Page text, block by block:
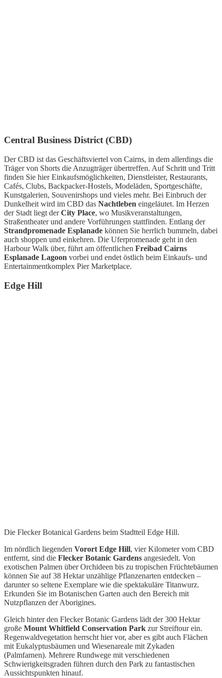
Central Business District (CBD)
Der CBD ist das Geschäftsviertel von Cairns, in dem allerdings die
Träger von Shorts die Anzugträger übertreffen. Auf Schritt und Tritt
finden Sie hier Einkaufsmöglichkeiten, Dienstleister, Restaurants,
Cafés, Clubs, Backpacker-Hostels, Modeläden, Sportgeschäfte,
Kunstgalerien, Souvenirshops und vieles mehr. Bei Einbruch der
Dunkelheit wird im CBD das Nachtleben eingeläutet. Im Herzen
der Stadt liegt derCity Place, wo Musikveranstaltungen,
Straßentheater und andere Vorführungen stattfinden. Entlang der
Strandpromenade Esplanade können Sie herrlich bummeln, dabei
auch shoppen und einkehren. Die Uferpromenade geht in den
Harbour Walk über, führt am öffentlichen Freibad Cairns
Esplanade Lagoon vorbei und endet östlich beim Einkaufs- und
Entertainmentkomplex Pier Marketplace.
Edge Hill
Die Flecker Botanical Gardens beim Stadtteil Edge Hill.
Im nördlich liegenden Vorort Edge Hill, vier Kilometer vom CBD
entfernt, sind die Flecker Botanic Gardens angesiedelt. Von
exotischen Palmen über Orchideen bis zu tropischen Früchtebäumen
können Sie auf 38 Hektar unzählige Pflanzenarten entdecken –
darunter so seltene Exemplare wie die spektakuläre Titanwurz.
Erkunden Sie im Botanischen Garten auch den Bereich mit
Nutzpflanzen der Aborigines.
Gleich hinter den Flecker Botanic Gardens lädt der 300 Hektar
große Mount Whitfield Conservation Park zur Streiftour ein.
Regenwaldvegetation herrscht hier vor, aber es gibt auch Flächen
mit Eukalyptusbäumen und Wiesenareale mit Zykaden
(Palmfarnen). Mehrere Rundwege mit verschiedenen
Schwierigkeitsgraden führen durch den Park zu fantastischen
Aussichtspunkten hinauf.